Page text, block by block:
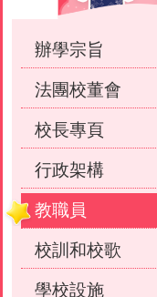
辦學宗旨
法團校董會
校長專頁
行政架構
教職員
校訓和校歌
學校設施